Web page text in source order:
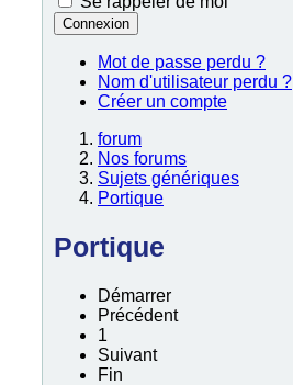
Connexion
Mot de passe perdu ?
Nom d'utilisateur perdu ?
Créer un compte
forum
Nos forums
Sujets génériques
Portique
Portique
Démarrer
Précédent
1
Suivant
Fin